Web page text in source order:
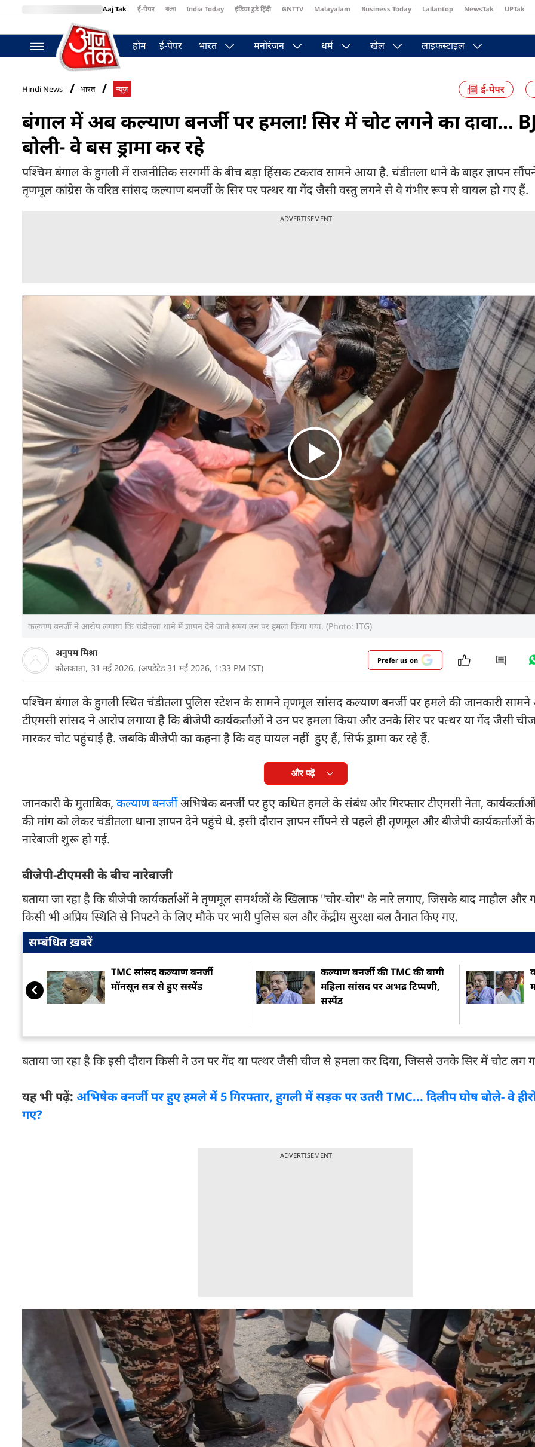
Aaj Tak ई-पेपर বাংলা India Today इंडिया टुडे हिंदी GNTTV Malayalam Business Today Lallantop NewsTak UPTak
BT Bazaar
होम ई-पेपर भारत मनोरंजन धर्म खेल लाइफस्टाइल
Hindi News भारत न्यूज़
बंगाल में अब कल्याण बनर्जी पर हमला! सिर में चोट लगने का दावा...
बोली- वे बस ड्रामा कर रहे
पश्चिम बंगाल के हुगली में राजनीतिक सरगर्मी के बीच बड़ा हिंसक टकराव सामने आया है. चंडीतला थाने के बाहर ज्ञापन
तृणमूल कांग्रेस के वरिष्ठ सांसद कल्याण बनर्जी के सिर पर पत्थर या गेंद जैसी वस्तु लगने से वे गंभीर रूप से घायल हो गए हैं.
ADVERTISEMENT
कल्याण बनर्जी ने आरोप लगाया कि चंडीतला थाने में ज्ञापन देने जाते समय उन पर हमला किया गया. (Photo: ITG)
अनुपम मिश्रा
कोलकाता, 31 मई 2026, (अपडेटेड 31 मई 2026, 1:33 PM IST)
Prefer us on
पश्चिम बंगाल के हुगली स्थित चंडीतला पुलिस स्टेशन के सामने तृणमूल सांसद कल्याण बनर्जी पर हमले की जानकारी
टीएमसी सांसद ने आरोप लगाया है कि बीजेपी कार्यकर्ताओं ने उन पर हमला किया और उनके सिर पर पत्थर या गेंद जैसी
मारकर चोट पहुंचाई है. जबकि बीजेपी का कहना है कि वह घायल नहीं हुए हैं, सिर्फ ड्रामा कर रहे हैं.
और पढ़ें
जानकारी के मुताबिक, कल्याण बनर्जीअभिषेक बनर्जी पर हुए कथित हमले के संबंध और गिरफ्तार टीएमसी नेता, कार्यकर्ताओं
की मांग को लेकर चंडीतला थाना ज्ञापन देने पहुंचे थे. इसी दौरान ज्ञापन सौंपने से पहले ही तृणमूल और बीजेपी कार्यकर्ताओं
नारेबाजी शुरू हो गई.
बीजेपी-टीएमसी के बीच नारेबाजी
बताया जा रहा है कि बीजेपी कार्यकर्ताओं ने तृणमूल समर्थकों के खिलाफ "चोर-चोर" के नारे लगाए, जिसके बाद माहौल और
किसी भी अप्रिय स्थिति से निपटने के लिए मौके पर भारी पुलिस बल और केंद्रीय सुरक्षा बल तैनात किए गए.
सम्बंधित ख़बरें
TMC सांसद कल्याण बनर्जी
मॉनसून सत्र से हुए सस्पेंड
कल्याण बनर्जी की TMC की बागी
महिला सांसद पर अभद्र टिप्पणी,
सस्पेंड
बताया जा रहा है कि इसी दौरान किसी ने उन पर गेंद या पत्थर जैसी चीज से हमला कर दिया, जिससे उनके सिर में चोट लग
यह भी पढ़ें: अभिषेक बनर्जी पर हुए हमले में 5 गिरफ्तार, हुगली में सड़क पर उतरी TMC... दिलीप घोष बोले- वे
गए?
ADVERTISEMENT